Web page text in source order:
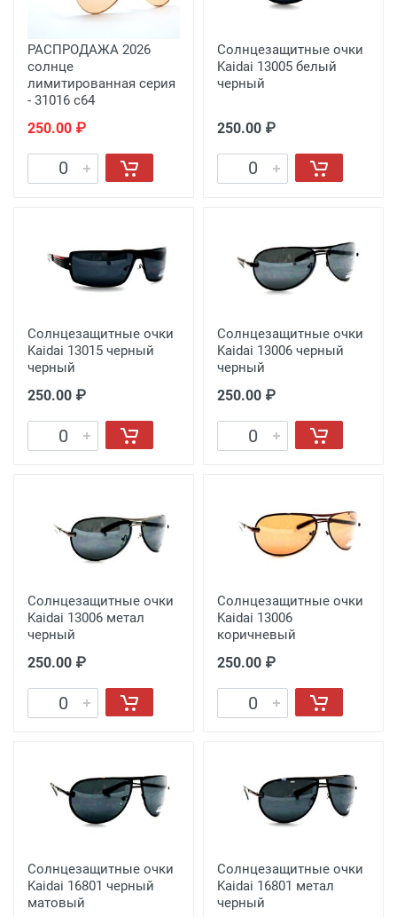
РАСПРОДАЖА 2026
солнце
лимитированная серия
- 31016 с64
250.00 ₽
Солнцезащитные очки
Kaidai 13005 белый
черный
250.00 ₽
Солнцезащитные очки
Kaidai 13015 черный
черный
250.00 ₽
Солнцезащитные очки
Kaidai 13006 черный
черный
250.00 ₽
Солнцезащитные очки
Kaidai 13006 метал
черный
250.00 ₽
Солнцезащитные очки
Kaidai 13006
коричневый
250.00 ₽
Солнцезащитные очки
Kaidai 16801 черный
матовый
Солнцезащитные очки
Kaidai 16801 метал
черный